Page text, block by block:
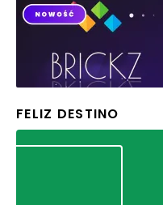
FELIZ DESTINO